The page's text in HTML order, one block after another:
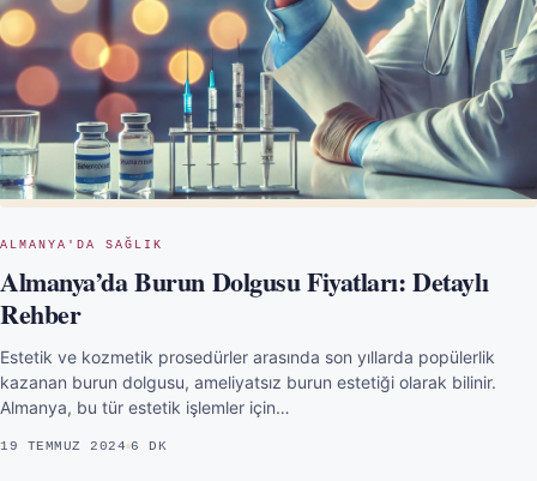
ALMANYA'DA SAĞLIK
Almanya’da Burun Dolgusu Fiyatları: Detaylı
Rehber
Estetik ve kozmetik prosedürler arasında son yıllarda popülerlik
kazanan burun dolgusu, ameliyatsız burun estetiği olarak bilinir.
Almanya, bu tür estetik işlemler için…
19 TEMMUZ 2024 6 DK